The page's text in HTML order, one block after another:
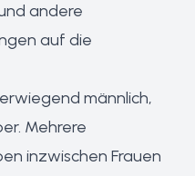
andere
auf die
männlich,
Mehrere
inzwischen Frauen